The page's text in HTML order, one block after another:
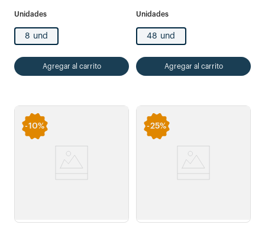
8 und
Agregar al carrito
48 und
Agregar al carrito
-10% -25%